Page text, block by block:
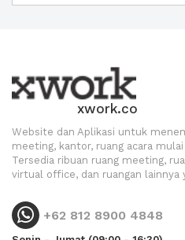
xwork.co
Website dan Aplikasi untuk
meeting, kantor, ruang acara
Tersedia ribuan ruang meeting,
virtual office, dan ruangan lainnya
+62 812 8900 4848